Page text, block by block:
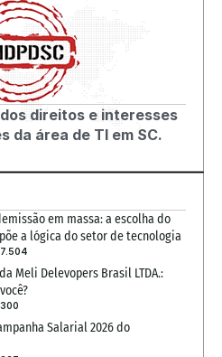
direitos e interesses
da área de TI em SC.
em massa: a escolha do
a lógica do setor de tecnologia
7.504
Meli Delevopers Brasil LTDA.:
300
Salarial 2026 do